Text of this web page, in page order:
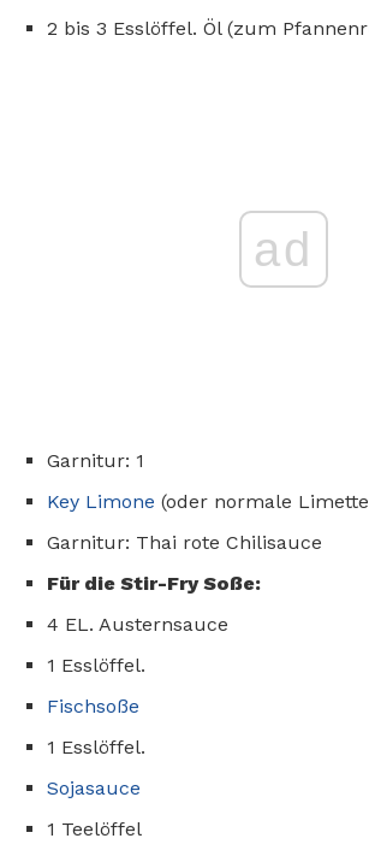
2 bis 3 Esslöffel. Öl (zum
ad
Garnitur: 1
Key Limone (oder normale
Garnitur: Thai rote Chilisauce
Für die Stir-Fry Soße:
4 EL. Austernsauce
1 Esslöffel.
Fischsoße
1 Esslöffel.
Sojasauce
1 Teelöffel